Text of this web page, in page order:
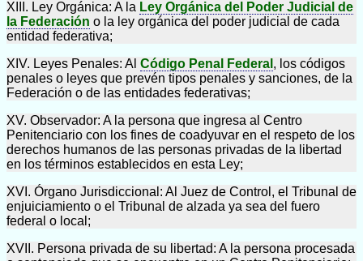
XIII. Ley Orgánica: A la Ley Orgánica del Poder Judicial de
la Federación o la ley orgánica del poder judicial de cada
entidad federativa;
XIV. Leyes Penales: Al Código Penal Federal , los códigos
penales o leyes que prevén tipos penales y sanciones, de la
Federación o de las entidades federativas;
XV. Observador: A la persona que ingresa al Centro
Penitenciario con los fines de coadyuvar en el respeto de los
derechos humanos de las personas privadas de la libertad
en los términos establecidos en esta Ley;
XVI. Órgano Jurisdiccional: Al Juez de Control, el Tribunal de
enjuiciamiento o el Tribunal de alzada ya sea del fuero
federal o local;
XVII. Persona privada de su libertad: A la persona procesada